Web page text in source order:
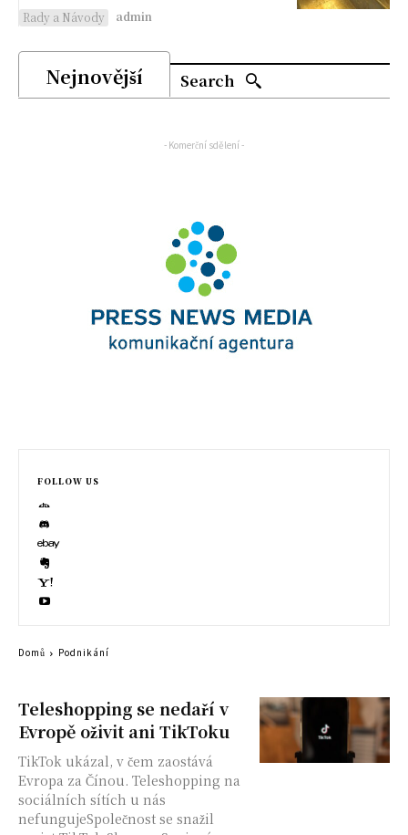
Rady a Návody
admin
Nejnovější Search
Teleshopping se nedaří v
Evropě oživit ani TikToku
TikTok ukázal, v čem zaostává
Evropa za Čínou. Teleshopping na
sociálních sítích u nás
nefungujeSpolečnost se snažil
- Komerční sdělení -
FOLLOW US
Domů Podnikání